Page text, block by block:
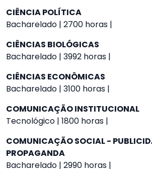
CIÊNCIA POLÍTICA
Bacharelado | 2700 horas |
CIÊNCIAS BIOLÓGICAS
Bacharelado | 3992 horas |
CIÊNCIAS ECONÔMICAS
Bacharelado | 3100 horas |
COMUNICAÇÃO INSTITUCIONAL
Tecnológico | 1800 horas |
COMUNICAÇÃO SOCIAL -
PROPAGANDA
Bacharelado | 2990 horas |